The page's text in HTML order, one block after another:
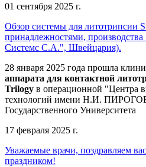
01 сентября 2025 г.
Обзор системы для литотрипсии
принадлежностями,
Системс С.А.", Швейцария).
28 января 2025 года прошла
аппарата для контактной
Trilogy в операционной "Центра
технологий имени Н.И.
Государственного Университета
17 февраля 2025 г.
Уважаемые врачи, поздравляем
праздником!